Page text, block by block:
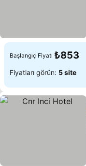
Başlangıç Fiyatı ₺853
Fiyatları görün: 5 site